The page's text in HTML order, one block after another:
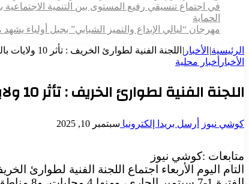
في اجتماع تنسيقي رفيع المستوى بين التنمية
الحماية
مهرجان “ليالي الإبداع والتميز الشبابي” بجبل أولياء
الرئيسية| الأخبار | اللجنة الفنية لطوارئ الخريف : تأثر 10 ولايات بالفصل منذ يوليو الماضي
الأخبار أخبار محلية
اللجنة الفنية لطوارئ الخريف : تأثر 10 ولايات بالفصل منذ يوليو الماضي
كوشي نيوز أرسل بريدا إلكترونيا سبتمبر 10, 2025
متابعات :كوشي نيوز